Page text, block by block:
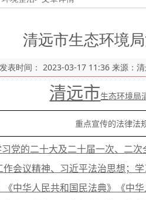
清远市生态环境
发表时间： 2023-03-17 11:36 来源：
清远市生态环境局
重点宣传的法律法
党的二十大及二十届一次、二
作会议精神、习近平法治思想；
《中华人民共和国民法典》《中